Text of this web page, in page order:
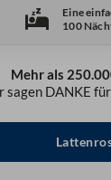
Eine
100
Mehr als
sagen DANKE